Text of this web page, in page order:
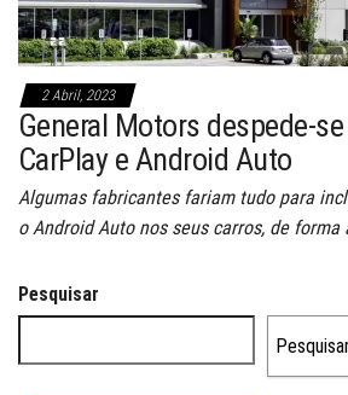
2 Abril, 2023
General Motors despede-
CarPlay e Android Auto
Algumas fabricantes fariam tudo para
o Android Auto nos seus carros, de
Pesquisar